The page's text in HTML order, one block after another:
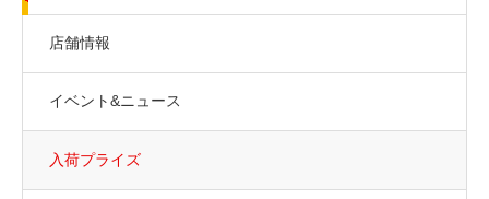
店舗情報
イベント&ニュース
入荷プライズ